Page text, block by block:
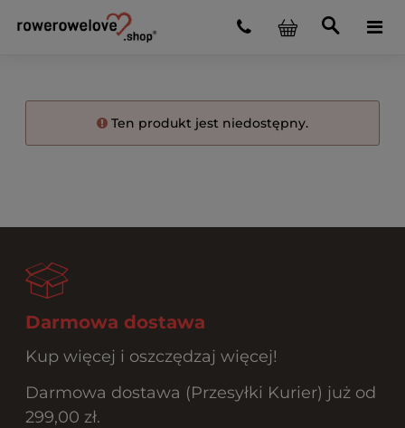
Ten produkt jest niedostępny.
Darmowa dostawa
Kup więcej i oszczędzaj więcej!
Darmowa dostawa (Przesyłki Kurier) już od
299,00 zł.